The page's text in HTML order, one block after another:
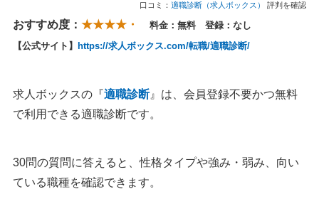
口コミ： 適職診断（求人ボックス） 評判を確認
おすすめ度： ★★★★・
料金：無料 登録：なし
【公式サイト】
https://求人ボックス.com/転職/適職診断/
求人ボックスの『適職診断』は、会員登録不要かつ無料
で利用できる適職診断です。
30問の質問に答えると、性格タイプや強み・弱み、向い
ている職種を確認できます。